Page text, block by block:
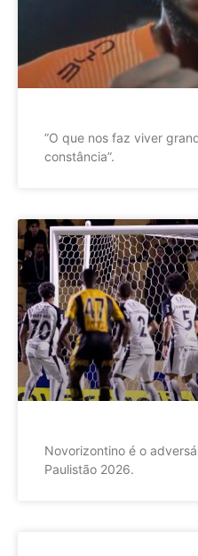
”O que nos faz viver
constância”.
Novorizontino é o
Paulistão 2026.